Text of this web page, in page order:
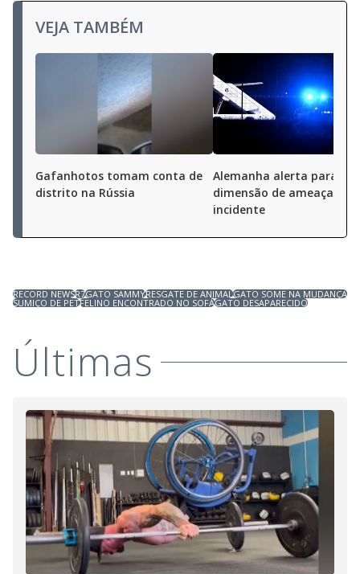
VEJA TAMBÉM
Gafanhotos tomam conta de
distrito na Rússia
Alemanha alerta para
dimensão de ameaça'
incidente
RECORD NEWSR7GATO SAMMYRESGATE DE ANIMALGATO SOME NA MUDANÇA
SUMIÇO DE PETFELINO ENCONTRADO NO SOFÁGATO DESAPARECIDO
Últimas